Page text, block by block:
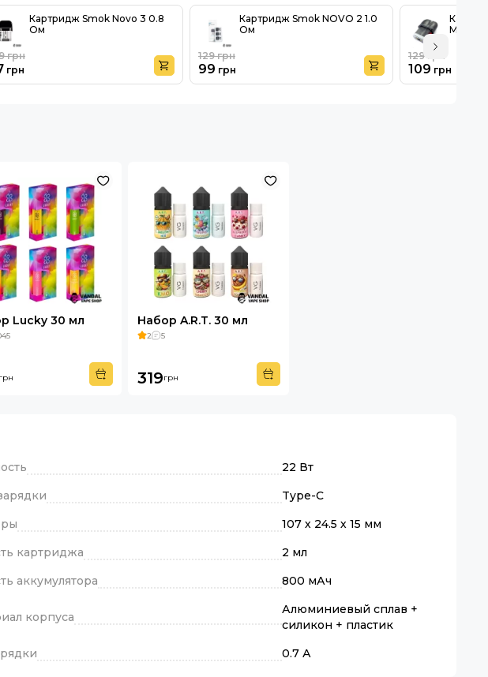
Картридж Smok Novo 3 0.8
Ом
грн
грн
Картридж Smok NOVO 2 1.0
Ом
99 грн
129грн
MTL
109 грн
129
Lucky 30 мл
грн
Набор A.R.T. 30 мл
2 5
319грн
22 Вт
Type-C
107 х 24.5 х 15 мм
картриджа
2 мл
аккумулятора 800 мАч
корпуса
Алюминиевый сплав +
силикон + пластик
0.7 А